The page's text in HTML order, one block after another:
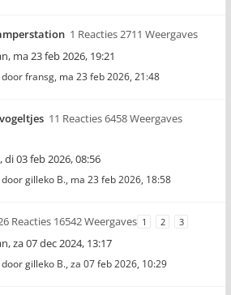
1 Reacties 2711 Weergaves
, ma 23 feb 2026, 19:21
fransg, ma 23 feb 2026, 21:48
11 Reacties 6458 Weergaves
,di 03 feb 2026, 08:56
gilleko B., ma 23 feb 2026, 18:58
Reacties 16542 Weergaves 1 2 3
,za 07 dec 2024, 13:17
gilleko B., za 07 feb 2026, 10:29